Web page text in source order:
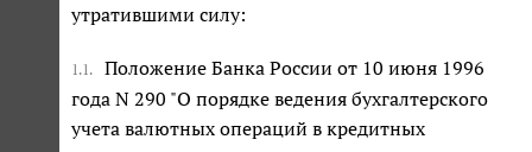
утратившими силу:
1.1.
Положение Банка России от 10 июня 1996
года N 290 "О порядке ведения бухгалтерского
учета валютных операций в кредитных